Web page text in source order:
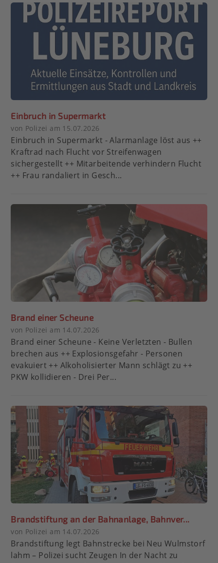
Einbruch in Supermarkt
von Polizei am 15.07.2026
Einbruch in Supermarkt - Alarmanlage löst aus ++
Kraftrad nach Flucht vor Streifenwagen
sichergestellt ++ Mitarbeitende verhindern Flucht
++ Frau randaliert in Gesch...
Brand einer Scheune
von Polizei am 14.07.2026
Brand einer Scheune - Keine Verletzten - Bullen
brechen aus ++ Explosionsgefahr - Personen
evakuiert ++ Alkoholisierter Mann schlägt zu ++
PKW kollidieren - Drei Per...
Brandstiftung an der Bahnanlage, Bahnver...
von Polizei am 14.07.2026
Brandstiftung legt Bahnstrecke bei Neu Wulmstorf
lahm – Polizei sucht Zeugen In der Nacht zu